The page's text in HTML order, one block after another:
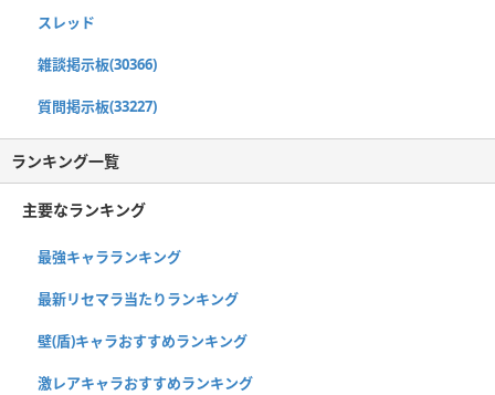
スレッド
雑談掲示板(30366)
質問掲示板(33227)
ランキング一覧
主要なランキング
最強キャラランキング
最新リセマラ当たりランキング
壁(盾)キャラおすすめランキング
激レアキャラおすすめランキング